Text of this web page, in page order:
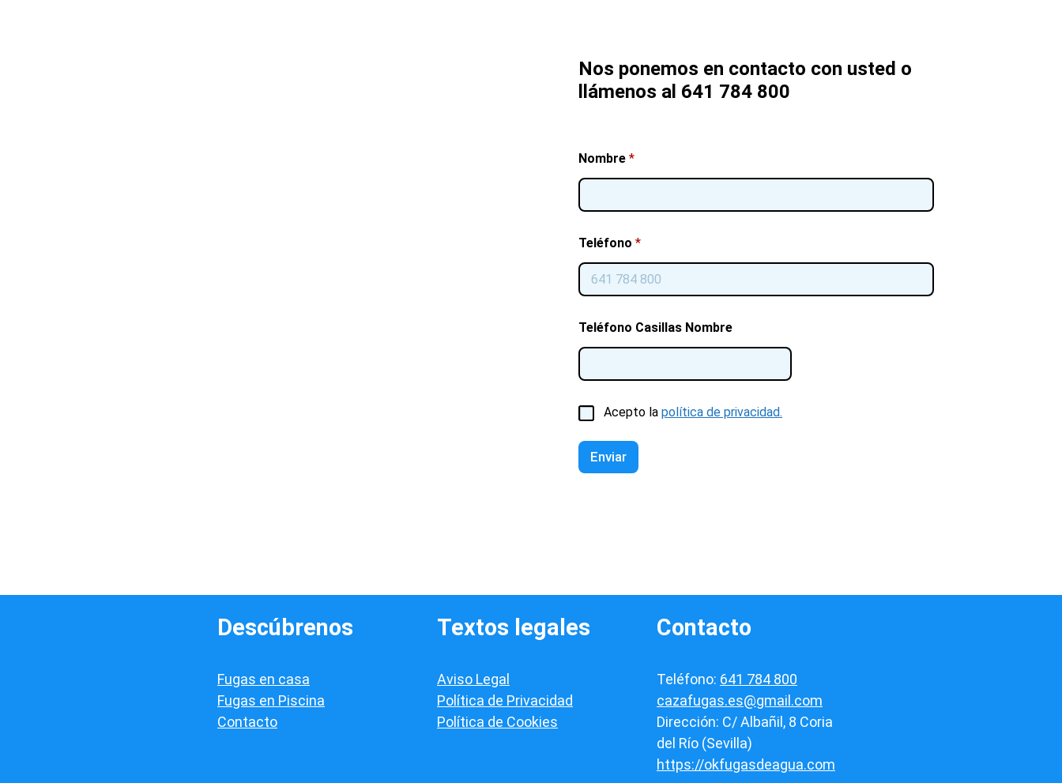
Nos ponemos en contacto con usted o
llámenos al 641 784 800
Nombre *
Teléfono *
Teléfono Casillas Nombre
C
a
s
l
f
i
Acepto la política de privacidad.
Enviar
Descúbrenos
Fugas en casa
Fugas en Piscina
Contacto
Textos legales
Aviso Legal
Política de Privacidad
Política de Cookies
Contacto
Teléfono: 641 784 800
cazafugas.es@gmail.com
Dirección: C/ Albañil, 8 Coria
del Río (Sevilla)
https://okfugasdeagua.com